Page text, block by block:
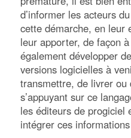
d’informer les acteurs
cette démarche, en leur
leur apporter, de façon
également développer
versions logicielles à
transmettre, de livrer ou
s’appuyant sur ce
les éditeurs de progiciel
intégrer ces